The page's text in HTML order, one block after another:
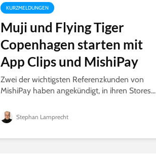
KURZMELDUNGEN
Muji und Flying Tiger
Copenhagen starten mit
App Clips und MishiPay
Zwei der wichtigsten Referenzkunden von
MishiPay haben angekündigt, in ihren Stores...
Stephan Lamprecht